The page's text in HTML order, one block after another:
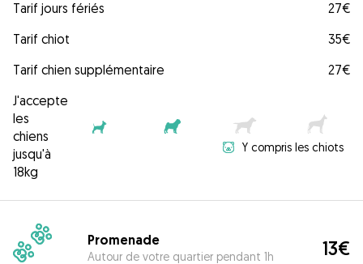
Tarif jours fériés
27€
Tarif chiot
35€
Tarif chien supplémentaire
27€
J'accepte
les
chiens
jusqu'à
18kg
Y compris les chiots
Promenade
Autour de votre quartier pendant 1h 13€